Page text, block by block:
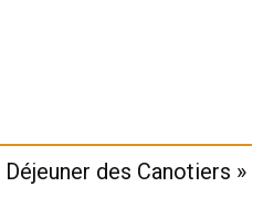
des Canotiers »